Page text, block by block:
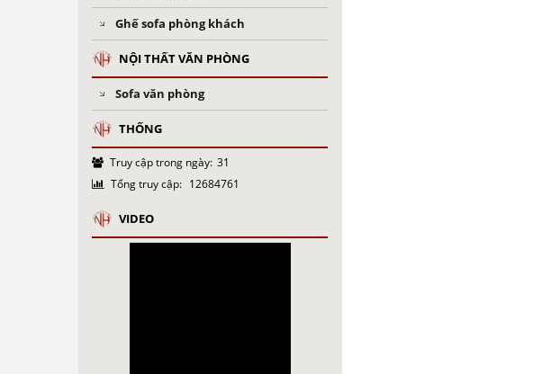
Ghế sofa phòng khách
NỘI THẤT VĂN PHÒNG
Sofa văn phòng
THỐNG
Truy cập trong ngày: 31
Tổng truy cập: 12684761
VIDEO